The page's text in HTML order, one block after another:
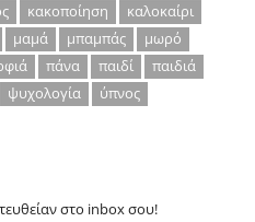
κακοποίηση
καλοκαίρι
μαμά μπαμπάς
μωρό
πάνα παιδί
παιδιά
ψυχολογία ύπνος
στο inbox σου!